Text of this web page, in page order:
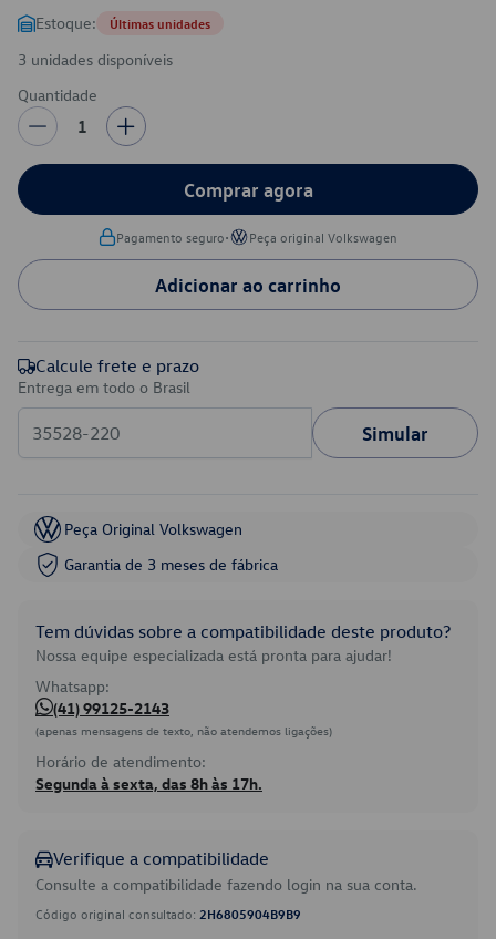
Estoque: Últimas unidades
3 unidades disponíveis
Quantidade
1
Comprar agora
Pagamento seguro• Peça original Volkswagen
Adicionar ao carrinho
Calcule frete e prazo
Entrega em todo o Brasil
Simular
Peça Original Volkswagen
Garantia de 3 meses de fábrica
Tem dúvidas sobre a compatibilidade deste produto?
Nossa equipe especializada está pronta para ajudar!
Whatsapp:
(41) 99125-2143
(apenas mensagens de texto, não atendemos ligações)
Horário de atendimento:
Segunda à sexta, das 8h às 17h.
Verifique a compatibilidade
Consulte a compatibilidade fazendo login na sua conta.
Código original consultado: 2H6805904B9B9